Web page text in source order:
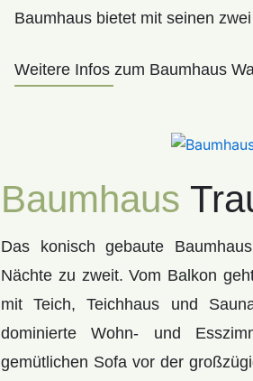
Baumhaus bietet mit seinen
Weitere Infos zum Baumhaus
Baumhaus
Das konisch gebaute
Nächte zu zweit. Vom Balkon
mit Teich, Teichhaus und
dominierte Wohn- und
gemütlichen Sofa vor der